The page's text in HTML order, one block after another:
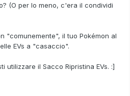
(O per lo meno, c'era il condividi
"comunemente", il tuo Pokémon al
EVs a "casaccio".
utilizzare il Sacco Ripristina EVs. :]